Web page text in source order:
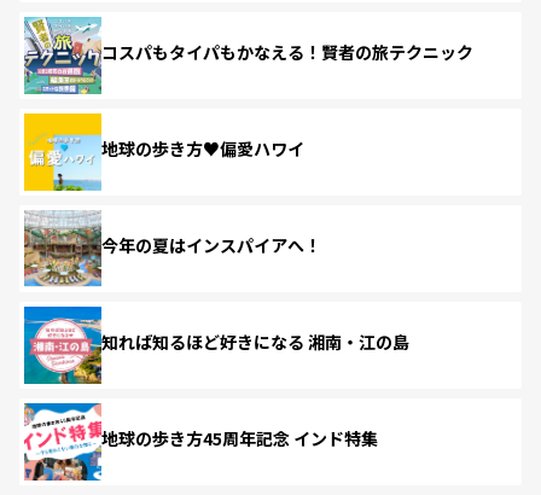
コスパもタイパもかなえる！賢者の旅テクニック
地球の歩き方♥偏愛ハワイ
今年の夏はインスパイアへ！
知れば知るほど好きになる 湘南・江の島
地球の歩き方45周年記念 インド特集